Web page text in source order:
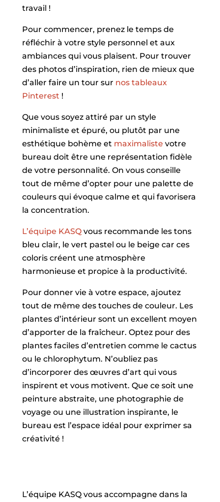
travail !
Pour commencer, prenez le temps de
réfléchir à votre style personnel et aux
ambiances qui vous plaisent. Pour trouver
des photos d’inspiration, rien de mieux que
d’aller faire un tour sur nos tableaux
Pinterest !
Que vous soyez attiré par un style
minimaliste et épuré, ou plutôt par une
esthétique bohème et maximaliste votre
bureau doit être une représentation fidèle
de votre personnalité. On vous conseille
tout de même d’opter pour une palette de
couleurs qui évoque calme et qui favorisera
la concentration.
L’équipe KASQvous recommande les tons
bleu clair, le vert pastel ou le beige car ces
coloris créent une atmosphère
harmonieuse et propice à la productivité.
Pour donner vie à votre espace, ajoutez
tout de même des touches de couleur. Les
plantes d’intérieur sont un excellent moyen
d’apporter de la fraîcheur. Optez pour des
plantes faciles d’entretien comme le cactus
ou le chlorophytum. N’oubliez pas
d’incorporer des œuvres d’art qui vous
inspirent et vous motivent. Que ce soit une
peinture abstraite, une photographie de
voyage ou une illustration inspirante, le
bureau est l’espace idéal pour exprimer sa
créativité !
L’équipe KASQ vous accompagne dans la